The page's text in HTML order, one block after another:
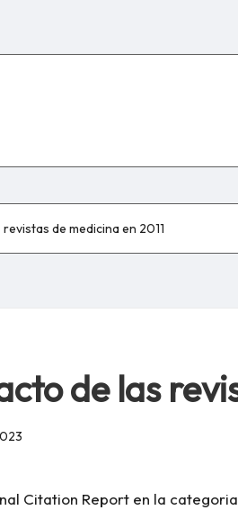
de medicina en 2011
de las
Citation Report en la